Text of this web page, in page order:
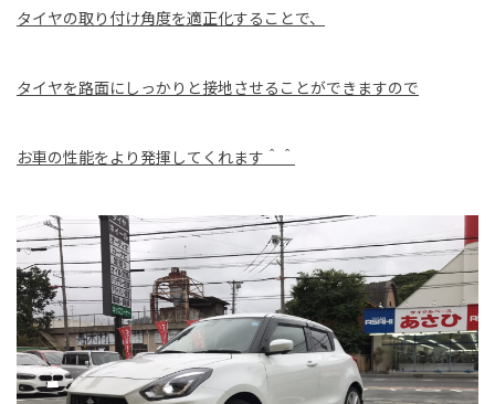
タイヤの取り付け角度を適正化することで、
タイヤを路面にしっかりと接地させることができますので
お車の性能をより発揮してくれます＾＾